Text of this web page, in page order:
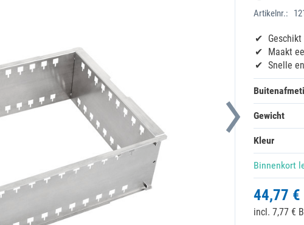
Artikelnr.:
Geschikt
Maakt
Snelle
Gewicht
Kleur
Binnenkort
44,77 €
incl. 7,77 €